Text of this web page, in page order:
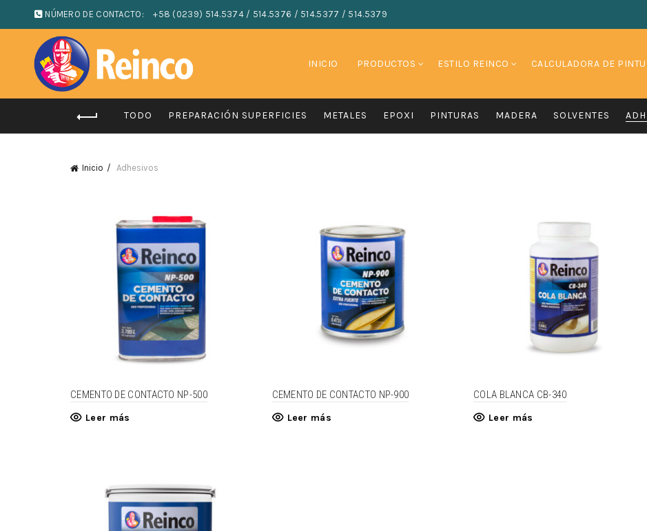
NÚMERO DE CONTACTO: +58 (0239) 514.5374 / 514.5376 / 514.5377 / 514.5379
INICIO PRODUCTOS ESTILO REINCO CALCULADORA DE
TODO PREPARACIÓN SUPERFICIES METALES EPOXI PINTURAS MADERA SOLVENTES
Inicio Adhesivos
CEMENTO DE CONTACTO NP-500
Leer más
CEMENTO DE CONTACTO NP-900
Leer más
COLA BLANCA CB-340
Leer más